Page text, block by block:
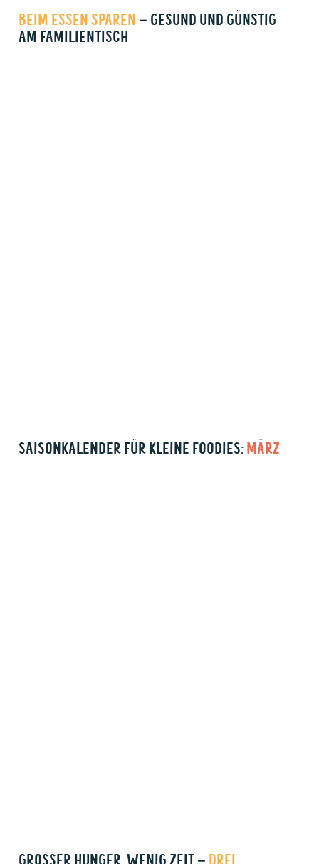
BEIM ESSEN SPAREN – GESUND UND GÜNSTIG
AM FAMILIENTISCH
SAISONKALENDER FÜR KLEINE FOODIES:MÄRZ